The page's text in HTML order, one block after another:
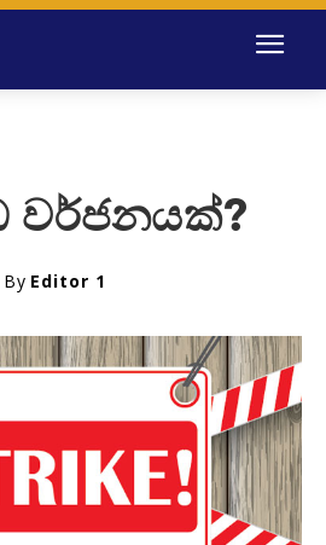
වර්ජනයක්?
By Editor 1